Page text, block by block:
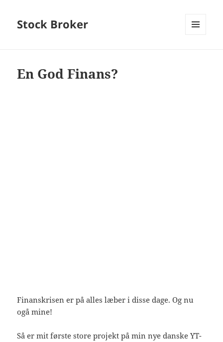
Stock Broker
En God Finans?
Finanskrisen er på alles læber i disse dage. Og nu
ogå mine!
Så er mit første store projekt på min nye danske YT-